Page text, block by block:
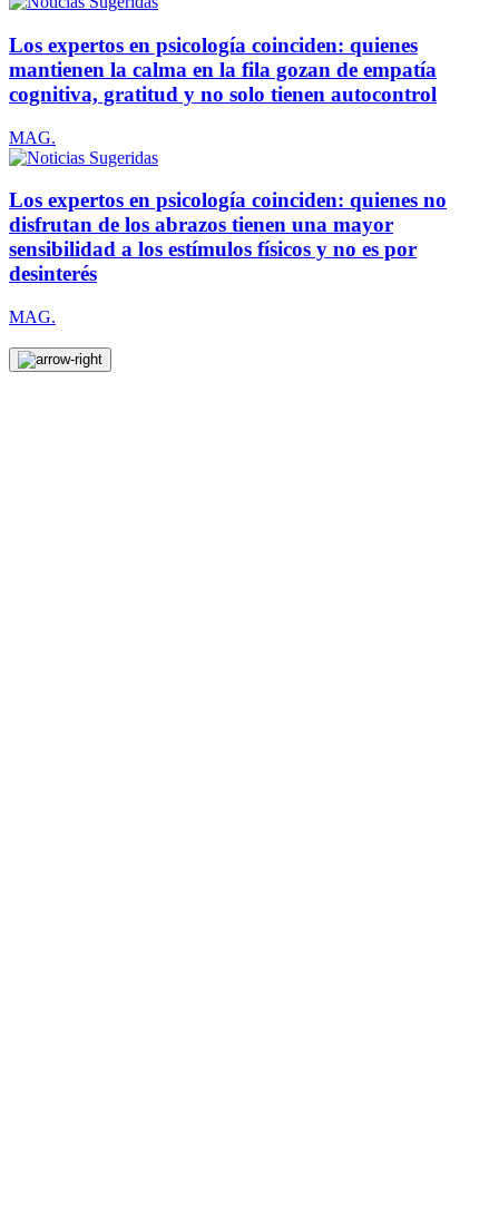
Los expertos en psicología coinciden: quienes
mantienen la calma en la fila gozan de empatía
cognitiva, gratitud y no solo tienen autocontrol
MAG.
Los expertos en psicología coinciden: quienes no
disfrutan de los abrazos tienen una mayor
sensibilidad a los estímulos físicos y no es por
desinterés
MAG.